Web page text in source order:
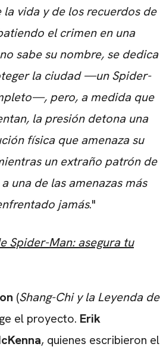
vida y de los recuerdos de
el crimen en una
sabe su nombre, se dedica
la ciudad —un Spider-
pero, a medida que
la presión detona una
física que amenaza su
un extraño patrón de
una de las amenazas más
jamás."
Spider-Man: asegura tu
(Shang-Chi y la Leyenda de
el proyecto. Erik
, quienes escribieron el